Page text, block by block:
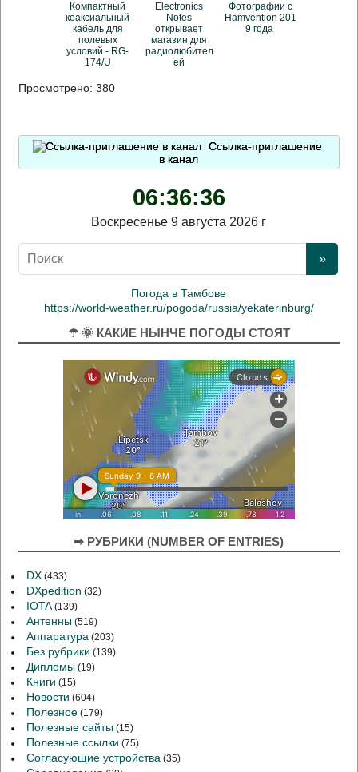
Компактный
коаксиальный
кабель для
полевых
условий - RG-
174/U
Electronics
Notes
открывает
магазин для
радиолюбител
ей
Фотографии с
Hamvention 201
9 года
Просмотрено:380
Ссылка-приглашение
в канал
06:36:37
Воскресенье 9 августа 2026 г
Погода в Тамбове
https://world-weather.ru/pogoda/russia/yekaterinburg/
☂ 🌞 КАКИЕ НЫНЧЕ ПОГОДЫ СТОЯТ
➡ РУБРИКИ (NUMBER OF ENTRIES)
DX (433)
DXpedition (32)
IOTA(139)
Антенны (519)
Аппаратура (203)
Без рубрики (139)
Дипломы (19)
Книги (15)
Новости (604)
Полезное (179)
Полезные сайты (15)
Полезные ссылки (75)
Согласующие устройства (35)